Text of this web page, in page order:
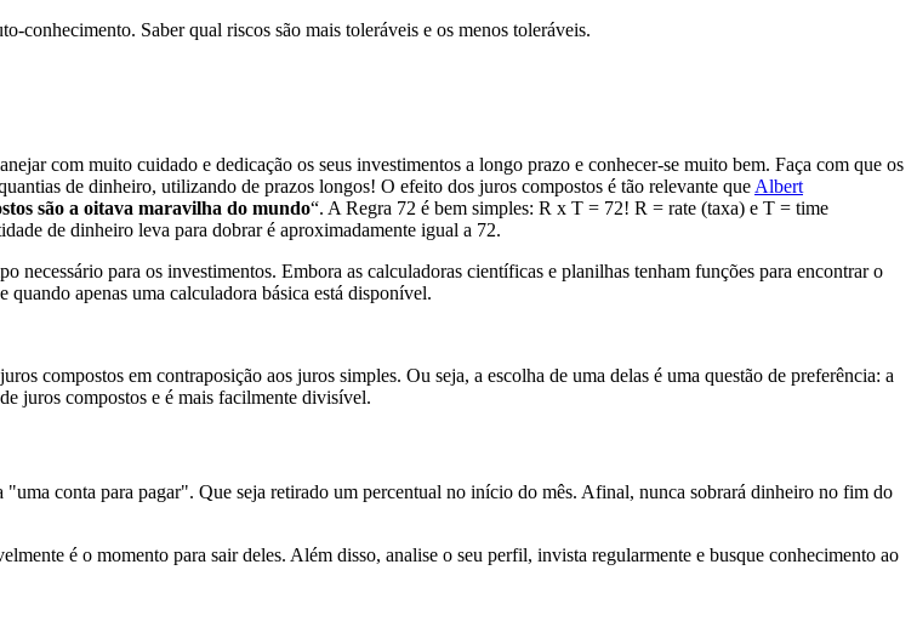
conhecimento. Saber qual riscos são mais toleráveis e os menos toleráveis.
com muito cuidado e dedicação os seus investimentos a longo prazo e conhecer-se muito bem. Faça com que os
de dinheiro, utilizando de prazos longos! O efeito dos juros compostos é tão relevante que Albert
são a oitava maravilha do mundo“. A Regra 72 é bem simples: R x T = 72! R = rate (taxa) e T = time
de dinheiro leva para dobrar é aproximadamente igual a 72.
necessário para os investimentos. Embora as calculadoras científicas e planilhas tenham funções para encontrar o
quando apenas uma calculadora básica está disponível.
compostos em contraposição aos juros simples. Ou seja, a escolha de uma delas é uma questão de preferência: a
juros compostos e é mais facilmente divisível.
conta para pagar". Que seja retirado um percentual no início do mês. Afinal, nunca sobrará dinheiro no fim do
é o momento para sair deles. Além disso, analise o seu perfil, invista regularmente e busque conhecimento ao